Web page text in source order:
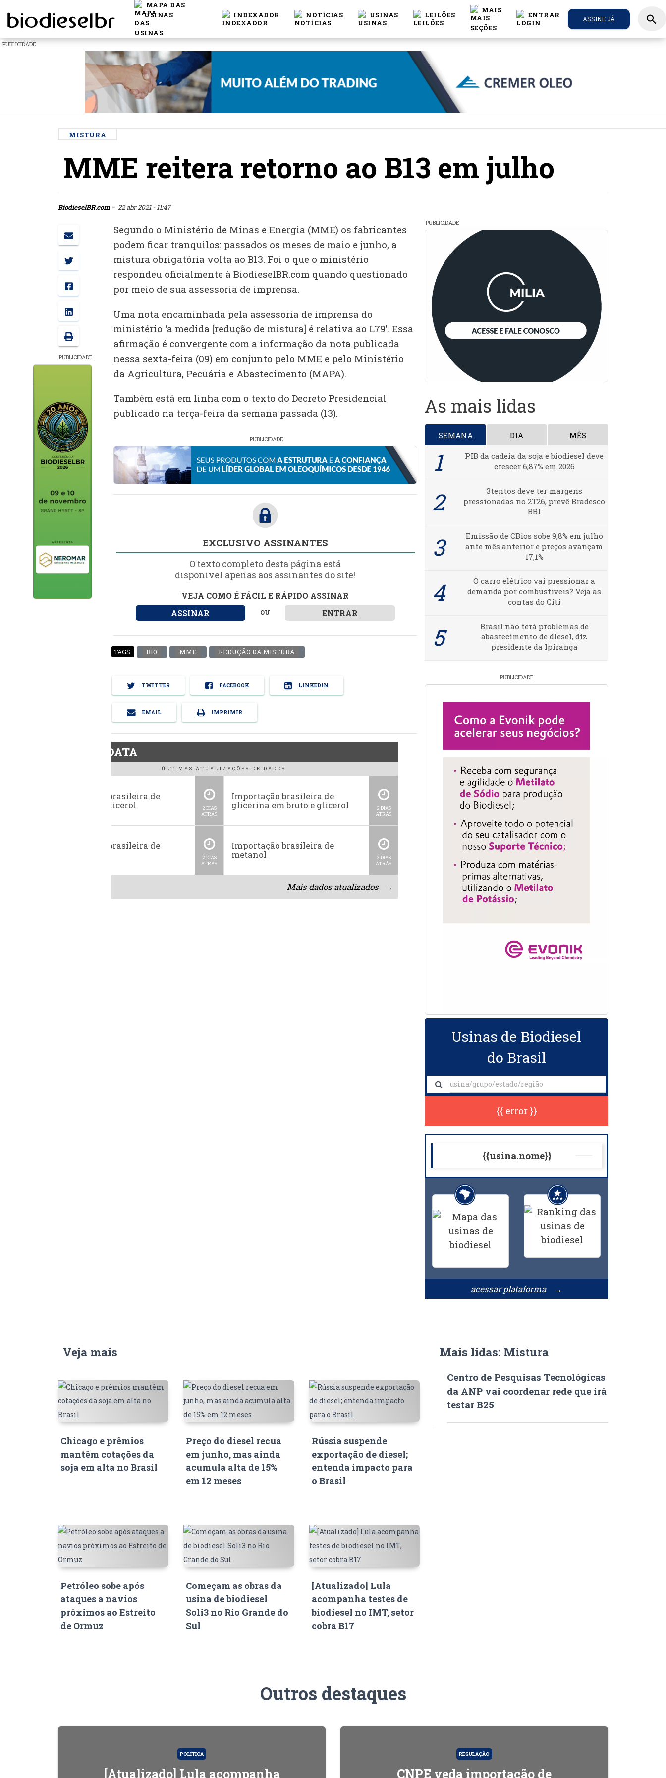
MAPA DAS
USINAS
INDEXADOR NOTÍCIAS USINAS LEILÕES
MAIS
ENTRAR ASSINE JÁ search
PUBLICIDADE
MISTURA
MME reitera retorno ao B13 em julho
BiodieselBR.com- 22 abr 2021 - 11:47
PUBLICIDADE
Segundo o Ministério de Minas e Energia (MME) os fabricantes
podem ficar tranquilos: passados os meses de maio e junho, a
mistura obrigatória volta ao B13. Foi o que o ministério
respondeu oficialmente à BiodieselBR.com quando questionado
por meio de sua assessoria de imprensa.
Uma nota encaminhada pela assessoria de imprensa do
ministério ‘a medida [redução de mistura] é relativa ao L79’. Essa
afirmação é convergente com a informação da nota publicada
nessa sexta-feira (09) em conjunto pelo MME e pelo Ministério
da Agricultura, Pecuária e Abastecimento (MAPA).
Também está em linha com o texto do Decreto Presidencial
publicado na terça-feira da semana passada (13).
PUBLICIDADE
EXCLUSIVO ASSINANTES
O texto completo desta página está
disponível apenas aos assinantes do site!
VEJA COMO É FÁCIL E RÁPIDO ASSINAR
ASSINAR
OU ENTRAR
TAGS: B10 MME REDUÇÃO DA MISTURA
TWITTER FACEBOOK LINKEDIN
EMAIL IMPRIMIR
BiodieselDATA
ÚLTIMAS ATUALIZAÇÕES DE DADOS
Exportação brasileira de
glicerina e glicerol
2 DIAS
ATRÁS
Importação brasileira de
glicerina em bruto e glicerol
2 DIAS
ATRÁS
Exportação brasileira de
2 DIAS
ATRÁS
Importação brasileira de
metanol
2 DIAS
ATRÁS
Mais dados atualizados →
PUBLICIDADE
As mais lidas
SEMANA DIA MÊS
PIB da cadeia da soja e biodiesel deve
crescer 6,87% em 2026
3tentos deve ter margens
pressionadas no 2T26, prevê Bradesco
BBI
Emissão de CBios sobe 9,8% em julho
ante mês anterior e preços avançam
17,1%
O carro elétrico vai pressionar a
demanda por combustíveis? Veja as
contas do Citi
Brasil não terá problemas de
abastecimento de diesel, diz
presidente da Ipiranga
PUBLICIDADE
Usinas de Biodiesel
do Brasil
{{ error }}
{{usina.nome}}
acessar plataforma →
Veja mais
Chicago e prêmios
mantêm cotações da
soja em alta no Brasil
Preço do diesel recua
em junho, mas ainda
acumula alta de 15%
em 12 meses
Rússia suspende
exportação de diesel;
entenda impacto para
o Brasil
Petróleo sobe após
ataques a navios
próximos ao Estreito
de Ormuz
Começam as obras da
usina de biodiesel
Soli3 no Rio Grande do
Sul
[Atualizado] Lula
acompanha testes de
biodiesel no IMT, setor
cobra B17
Mais lidas: Mistura
Centro de Pesquisas Tecnológicas
da ANP vai coordenar rede que irá
testar B25
Outros destaques
POLÍTICA
[Atualizado] Lula acompanha
REGULAÇÃO
CNPE veda importação de